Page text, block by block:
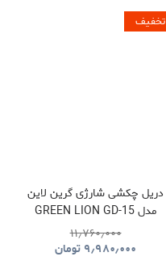
تخفیف
دریل چکشی شارژی گرین لاین
مدل GREEN LION GD-15
PRO DRIVE CORDLESS
HAMMER DRILL
۱۱٫۷۶۰٫۰۰۰
۹٫۹۸۰٫۰۰۰ تومان